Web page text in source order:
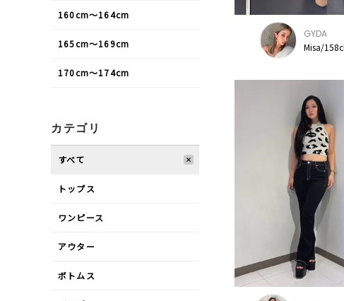
GYDA
Misa/
160cm〜164cm
165cm〜169cm
170cm〜174cm
カテゴリ
すべて
トップス
ワンピース
アウター
ボトムス